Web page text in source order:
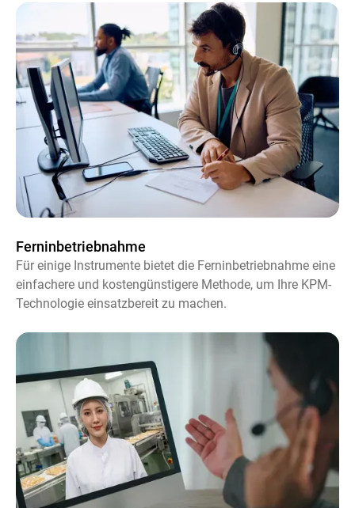
Für einige Instrumente bietet die Ferninbetriebnahme eine
einfachere und kostengünstigere Methode, um Ihre KPM-
Technologie einsatzbereit zu machen.
Ferninbetriebnahme